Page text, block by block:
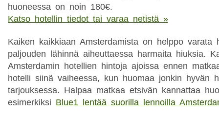
huoneessa on noin 180€.
Katso hotellin tiedot tai varaa netistä »
Kaiken kaikkiaan Amsterdamista on helppo varata
paljouden lähinnä aiheuttaessa harmaita hiuksia.
Amsterdamin hotellien hintoja ajoissa ennen
hotelli siinä vaiheessa, kun huomaa jonkin hyvän
tarjouksessa. Halpaa matkaa etsivän kannattaa
esimerkiksi Blue1 lentää suorilla lennoilla